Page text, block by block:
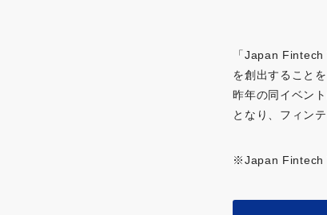
「Japan
を創出すること
昨年の同イベン
となり、フィン
※Japan Fintech